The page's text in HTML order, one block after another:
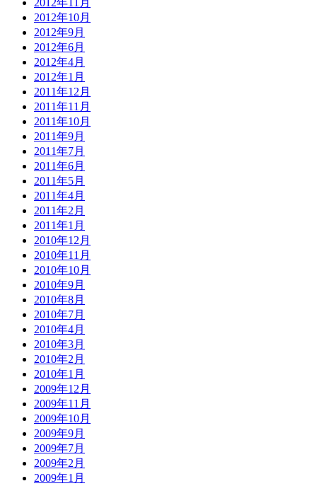
2012年11月
2012年10月
2012年9月
2012年6月
2012年4月
2012年1月
2011年12月
2011年11月
2011年10月
2011年9月
2011年7月
2011年6月
2011年5月
2011年4月
2011年2月
2011年1月
2010年12月
2010年11月
2010年10月
2010年9月
2010年8月
2010年7月
2010年4月
2010年3月
2010年2月
2010年1月
2009年12月
2009年11月
2009年10月
2009年9月
2009年7月
2009年2月
2009年1月